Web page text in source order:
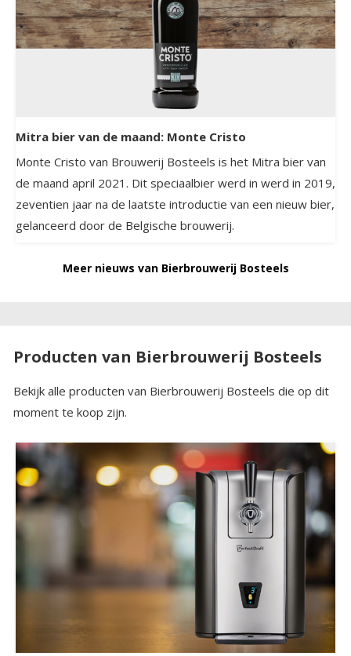
Mitra bier van de maand: Monte Cristo
Monte Cristo van Brouwerij Bosteels is het Mitra bier van
de maand april 2021. Dit speciaalbier werd in werd in 2019,
zeventien jaar na de laatste introductie van een nieuw bier,
gelanceerd door de Belgische brouwerij.
Meer nieuws van Bierbrouwerij Bosteels
Producten van Bierbrouwerij Bosteels
Bekijk alle producten van Bierbrouwerij Bosteels die op dit
moment te koop zijn.